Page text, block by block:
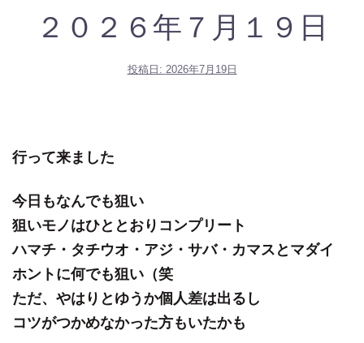
２０２６年７月１９日
投稿日: 2026年7月19日
行って来ました
今日もなんでも狙い
狙いモノはひととおりコンプリート
ハマチ・タチウオ・アジ・サバ・カマスとマダイ
ホントに何でも狙い（笑
ただ、やはりとゆうか個人差は出るし
コツがつかめなかった方もいたかも